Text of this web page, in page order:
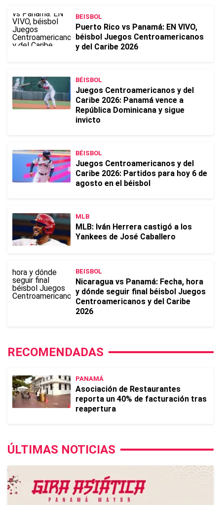
BEISBOL
Puerto Rico vs Panamá: EN VIVO,
béisbol Juegos Centroamericanos
y del Caribe 2026
BÉISBOL
Juegos Centroamericanos y del
Caribe 2026: Panamá vence a
República Dominicana y sigue
invicto
BÉISBOL
Juegos Centroamericanos y del
Caribe 2026: Partidos para hoy 6 de
agosto en el béisbol
MLB
MLB: Iván Herrera castigó a los
Yankees de José Caballero
BEISBOL
Nicaragua vs Panamá: Fecha, hora
y dónde seguir final béisbol Juegos
Centroamericanos y del Caribe
2026
RECOMENDADAS
PANAMÁ
Asociación de Restaurantes
reporta un 40% de facturación tras
reapertura
ÚLTIMAS NOTICIAS